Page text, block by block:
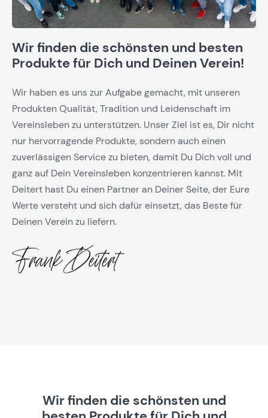
Wir finden die schönsten und besten
Produkte für Dich und Deinen Verein!
Wir haben es uns zur Aufgabe gemacht, mit unseren
Produkten Qualität, Tradition und Leidenschaft im
Vereinsleben zu unterstützen. Unser Ziel ist es, Dir nicht
nur hervorragende Produkte, sondern auch einen
zuverlässigen Service zu bieten, damit Du Dich voll und
ganz auf Dein Vereinsleben konzentrieren kannst. Mit
Deitert hast Du einen Partner an Deiner Seite, der Eure
Werte versteht und sich dafür einsetzt, das Beste für
Deinen Verein zu liefern.
Wir finden die schönsten und